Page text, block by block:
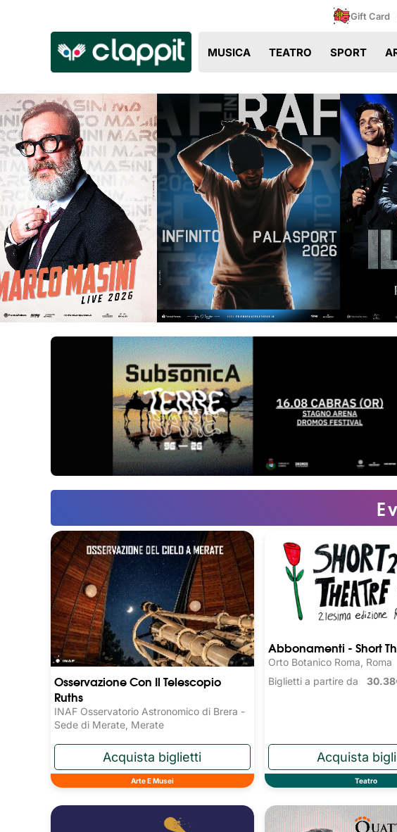
Gift Card
Clappit
biglietteria
MUSICA TEATRO SPORT
Osservazione Con Il Telescopio
Ruths
INAF Osservatorio Astronomico di Brera -
Sede di Merate, Merate
Arte E Musei
Abbonamenti - Short
Orto Botanico Roma, Roma
Biglietti a partire da
Teatro